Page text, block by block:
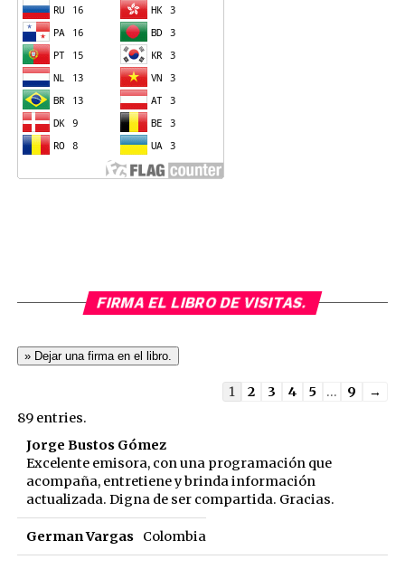
FIRMA EL LIBRO DE VISITAS.
Guestbook
1 2 3 4 5 ... 9
→
89 entries.
Jorge Bustos Gómez
Excelente emisora, con una programación que
acompaña, entretiene y brinda información
actualizada. Digna de ser compartida. Gracias.
German Vargas Colombia